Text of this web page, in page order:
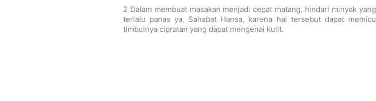
2 Dalam membuat masakan menjadi cepat matang, hindari minyak yang
terlalu panas ya, Sahabat Hansa, karena hal tersebut dapat memicu
timbulnya cipratan yang dapat mengenai kulit.